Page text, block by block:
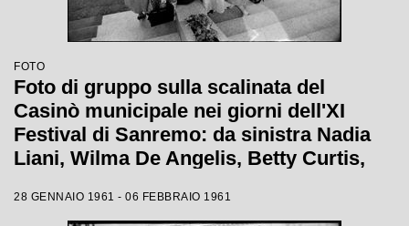
FOTO
Foto di gruppo sulla scalinata del
Casinò municipale nei giorni dell'XI
Festival di Sanremo: da sinistra Nadia
Liani, Wilma De Angelis, Betty Curtis,
Mazzetti
28 GENNAIO 1961 - 06 FEBBRAIO 1961